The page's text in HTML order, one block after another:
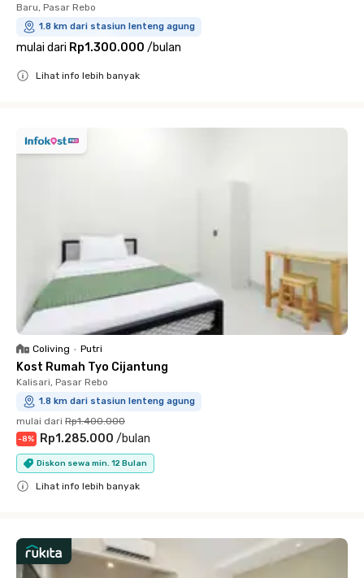
Baru, Pasar Rebo
1.8 km dari stasiun lenteng agung
mulai dari Rp1.300.000 /bulan
Lihat info lebih banyak
Coliving • Putri
Kost Rumah Tyo Cijantung
Kalisari, Pasar Rebo
1.8 km dari stasiun lenteng agung
mulai dari Rp1.400.000
-8% Rp1.285.000 /bulan
Diskon sewa min. 12 Bulan
Lihat info lebih banyak